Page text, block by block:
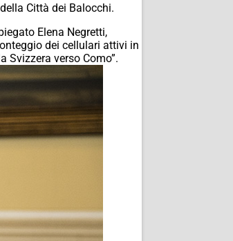
Città dei Balocchi.
Elena Negretti,
dei cellulari attivi in
verso Como”.